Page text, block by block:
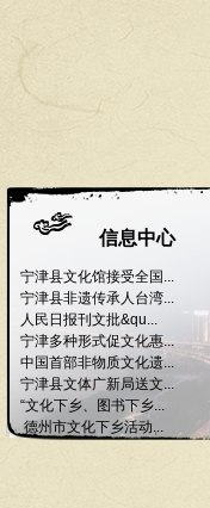
信息中心
宁津县文化馆接受全国...
宁津县非遗传承人台湾...
人民日报刊文批&qu...
宁津多种形式促文化惠...
中国首部非物质文化遗...
宁津县文体广新局送文...
“文化下乡、图书下乡...
德州市文化下乡活动...